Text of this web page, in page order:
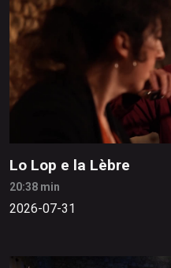
Lo Lop e la Lèbre
20:38 min
2026-07-31